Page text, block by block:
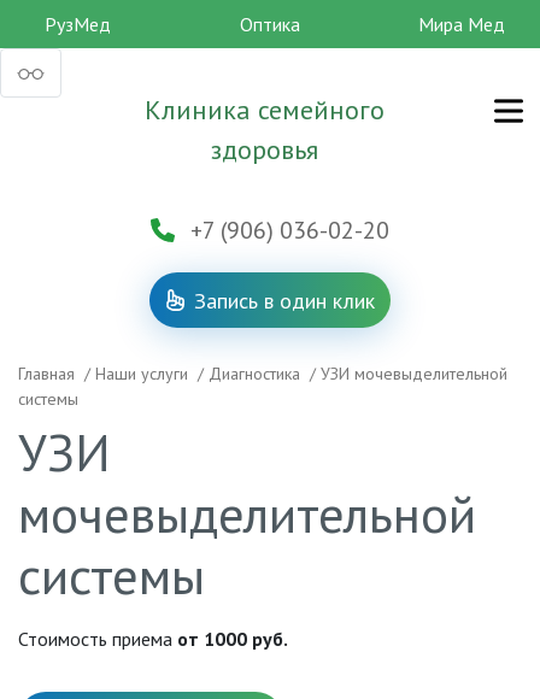
РузМед Оптика Мира Мед
Клиника семейного
здоровья
+7 (906) 036-02-20
Запись в один клик
Главная /Наши услуги / Диагностика /УЗИ мочевыделительной
системы
УЗИ
мочевыделительной
системы
Стоимость приема от 1000 руб.